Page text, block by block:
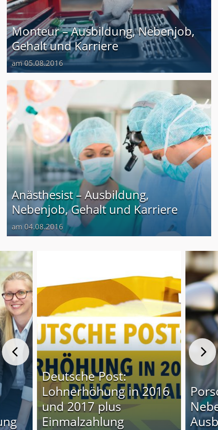
Monteur – Ausbildung, Nebenjob,
Gehalt und Karriere
am 05.08.2016
Anästhesist – Ausbildung,
Nebenjob, Gehalt und Karriere
am 04.08.2016
Deutsche Post:
Lohnerhöhung in 2016
und 2017 plus
Einmalzahlung